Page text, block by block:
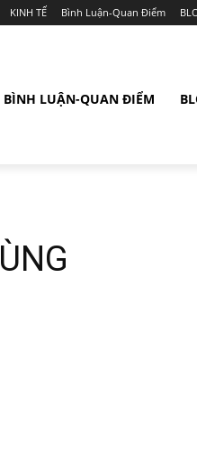
KINH TẾ Bình Luận-Quan Điểm
BÌNH LUẬN-QUAN ĐIỂM